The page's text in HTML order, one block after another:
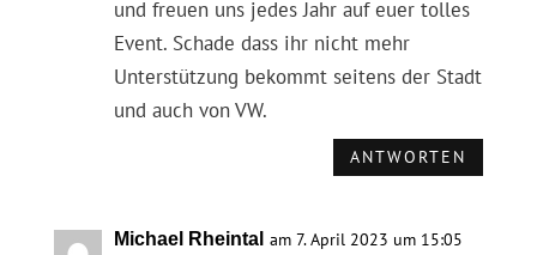
und freuen uns jedes Jahr auf euer tolles
Event. Schade dass ihr nicht mehr
Unterstützung bekommt seitens der Stadt
und auch von VW.
ANTWORTEN
Michael Rheintal am 7. April 2023 um 15:05